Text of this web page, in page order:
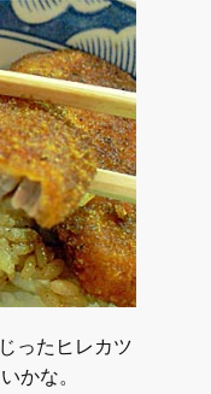
ったヒレカツ
かな。